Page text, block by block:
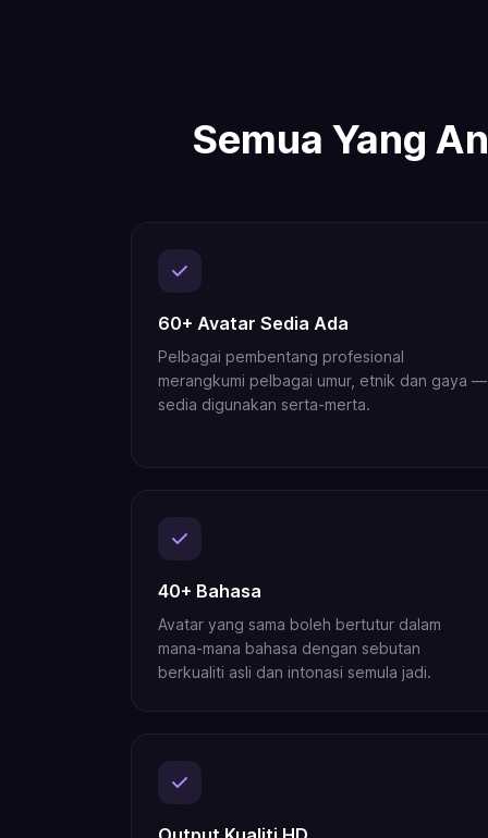
Semua Yang
60+ Avatar Sedia Ada
Pelbagai pembentang profesional
merangkumi pelbagai umur, etnik dan gaya —
sedia digunakan serta-merta.
40+ Bahasa
Avatar yang sama boleh bertutur dalam
mana-mana bahasa dengan sebutan
berkualiti asli dan intonasi semula jadi.